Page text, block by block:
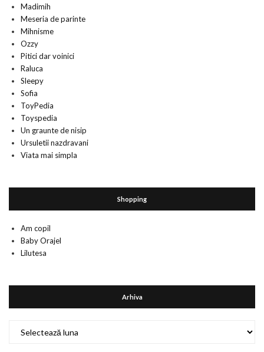
Madimih
Meseria de parinte
Mihnisme
Ozzy
Pitici dar voinici
Raluca
Sleepy
Sofia
ToyPedia
Toyspedia
Un graunte de nisip
Ursuletii nazdravani
Viata mai simpla
Shopping
Am copil
Baby Orajel
Lilutesa
Arhiva